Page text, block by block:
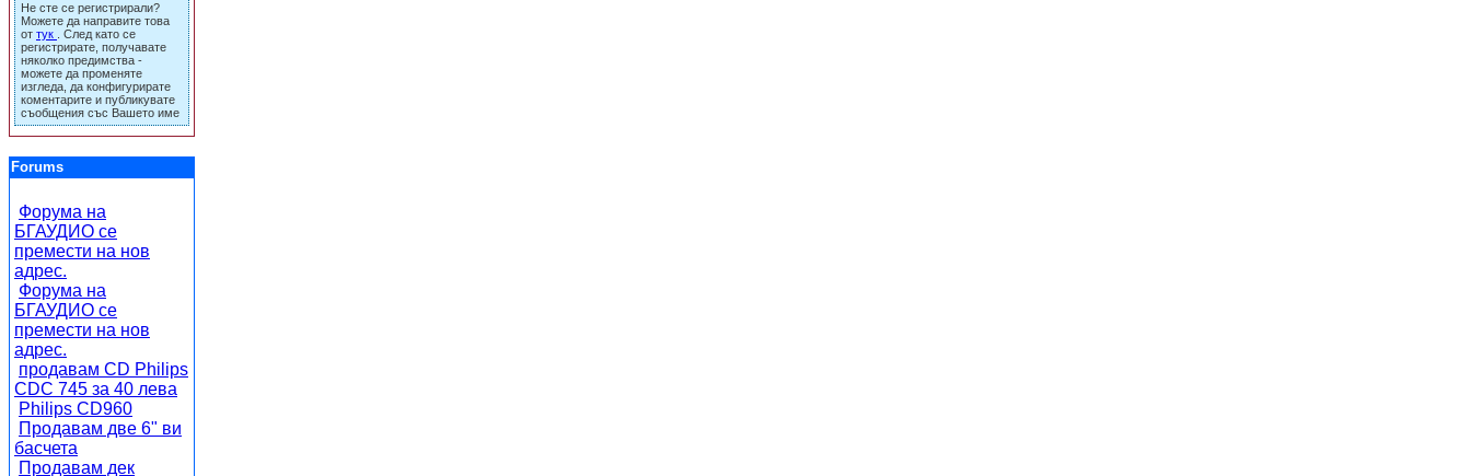
Не сте се регистрирали?
Можете да направите това
от тук
. След като се
регистрирате, получавате
няколко предимства -
можете да променяте
изгледа, да конфигурирате
коментарите и публикувате
съобщения със Вашето име
Forums
Форума на
БГАУДИО се
премести на нов
адрес.
Форума на
БГАУДИО се
премести на нов
адрес.
продавам CD Philips
CDC 745 за 40 лева
Philips CD960
Продавам две 6" ви
басчета
Продавам дек